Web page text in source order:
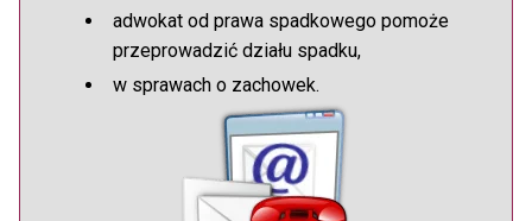
adwokat od prawa spadkowego pomoże
przeprowadzić działu spadku,
w sprawach o zachowek.